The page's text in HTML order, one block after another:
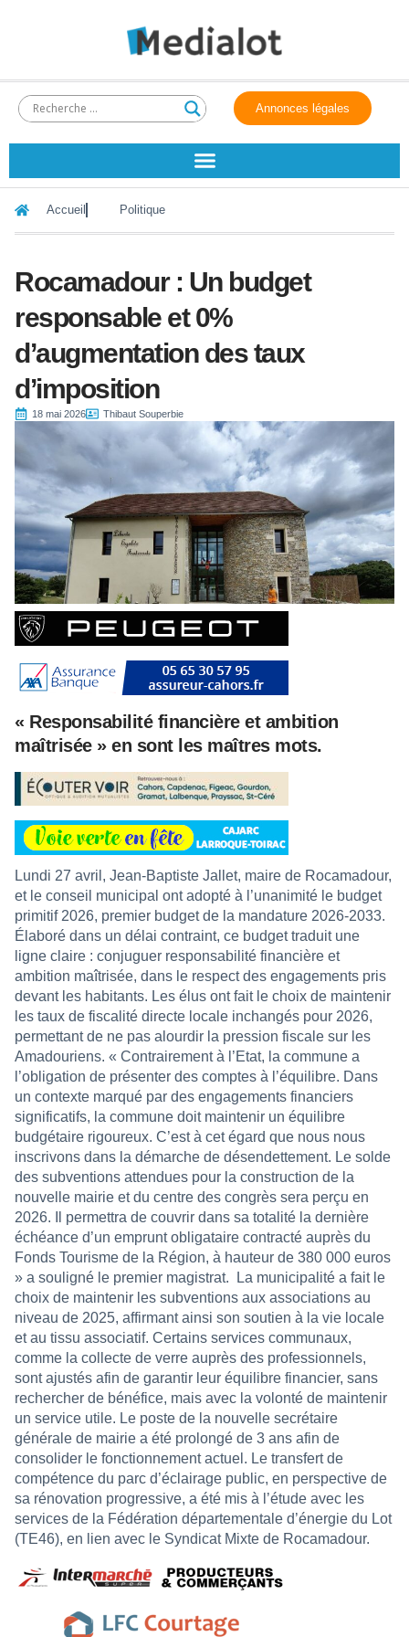
Annonces légales
Accueil Politique
Rocamadour : Un budget
responsable et 0%
d’augmentation des taux
d’imposition
18 mai 2026 Thibaut Souperbie
« Responsabilité financière et ambition
maîtrisée » en sont les maîtres mots.
Lundi 27 avril, Jean-Baptiste Jallet, maire de Rocamadour,
et le conseil municipal ont adopté à l’unanimité le budget
primitif 2026, premier budget de la mandature 2026-2033.
Élaboré dans un délai contraint, ce budget traduit une
ligne claire : conjuguer responsabilité financière et
ambition maîtrisée, dans le respect des engagements pris
devant les habitants. Les élus ont fait le choix de maintenir
les taux de fiscalité directe locale inchangés pour 2026,
permettant de ne pas alourdir la pression fiscale sur les
Amadouriens. « Contrairement à l’Etat, la commune a
l’obligation de présenter des comptes à l’équilibre. Dans
un contexte marqué par des engagements financiers
significatifs, la commune doit maintenir un équilibre
budgétaire rigoureux. C’est à cet égard que nous nous
inscrivons dans la démarche de désendettement. Le solde
des subventions attendues pour la construction de la
nouvelle mairie et du centre des congrès sera perçu en
2026. Il permettra de couvrir dans sa totalité la dernière
échéance d’un emprunt obligataire contracté auprès du
Fonds Tourisme de la Région, à hauteur de 380 000 euros
» a souligné le premier magistrat.
La municipalité a fait le
choix de maintenir les subventions aux associations au
niveau de 2025, affirmant ainsi son soutien à la vie locale
et au tissu associatif. Certains services communaux,
comme la collecte de verre auprès des professionnels,
sont ajustés afin de garantir leur équilibre financier, sans
rechercher de bénéfice, mais avec la volonté de maintenir
un service utile. Le poste de la nouvelle secrétaire
générale de mairie a été prolongé de 3 ans afin de
consolider le fonctionnement actuel. Le transfert de
compétence du parc d’éclairage public, en perspective de
sa rénovation progressive, a été mis à l’étude avec les
services de la Fédération départementale d’énergie du Lot
(TE46), en lien avec le Syndicat Mixte de Rocamadour.